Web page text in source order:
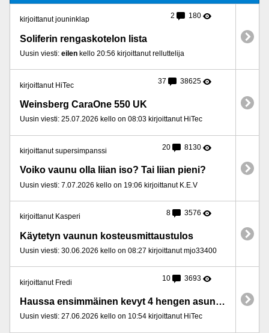
kirjoittanut jouninklap 2 180
Soliferin rengaskotelon lista
Uusin viesti: eilen kello 20:56 kirjoittanut relluttelija
kirjoittanut HiTec 37 38625
Weinsberg CaraOne 550 UK
Uusin viesti: 25.07.2026 kello on 08:03 kirjoittanut HiTec
kirjoittanut supersimpanssi 20 8130
Voiko vaunu olla liian iso? Tai liian pieni?
Uusin viesti: 7.07.2026 kello on 19:06 kirjoittanut K.E.V
kirjoittanut Kasperi 8 3576
Käytetyn vaunun kosteusmittaustulos
Uusin viesti: 30.06.2026 kello on 08:27 kirjoittanut mjo33400
kirjoittanut Fredi 10 3693
Haussa ensimmäinen kevyt 4 hengen asuntovaunu
Uusin viesti: 27.06.2026 kello on 10:54 kirjoittanut HiTec